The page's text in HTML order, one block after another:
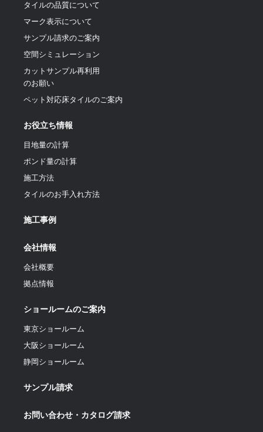
タイルの品質について
マーク表示について
サンプル請求のご案内
空間シミュレーション
カットサンプル再利用
のお願い
ペット対応床タイルのご案内
お役立ち情報
目地量の計算
ポンド量の計算
施工方法
タイルのお手入れ方法
施工事例
会社情報
会社概要
拠点情報
ショールームのご案内
東京ショールーム
大阪ショールーム
静岡ショールーム
サンプル請求
お問い合わせ・カタログ請求